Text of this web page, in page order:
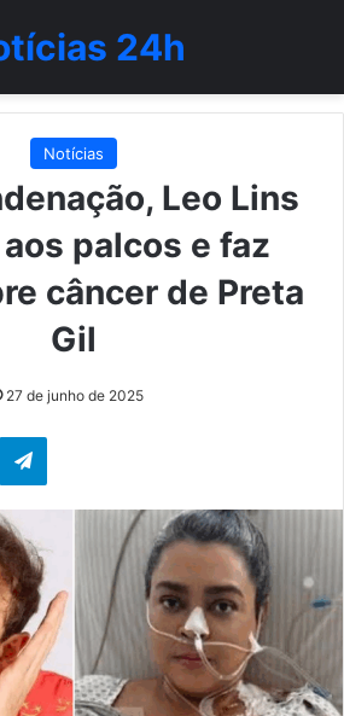
24h
Notícias
Leo Lins
palcos e faz
câncer de Preta
Gil
27 de junho de 2025
Telegram